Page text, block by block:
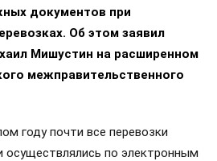
документов при
Об этом заявил
Мишустин на расширенном
межправительственного
году почти все перевозки
по электронным